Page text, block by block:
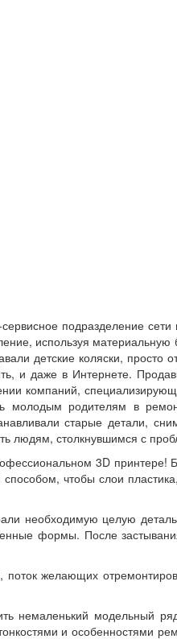
подразделение
используя
детские коляски, просто
и даже в Интернете.
компаний,
молодым родителям в
старые детали,
людям, столкнувшимся с
3D
чтобы слои
необходимую целую
формы. После
желающих
модельный
и особенностями